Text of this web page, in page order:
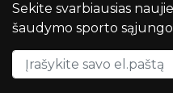
Sekite svarbiausias
šaudymo sporto